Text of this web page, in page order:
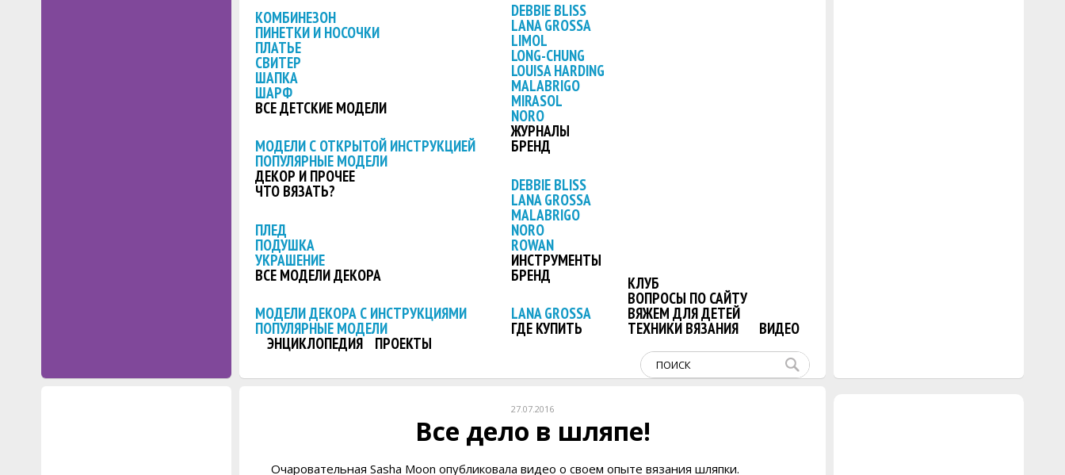
КОМБИНЕЗОН
ПИНЕТКИ И НОСОЧКИ
ПЛАТЬЕ
СВИТЕР
ШАПКА
ШАРФ
ВСЕ ДЕТСКИЕ МОДЕЛИ
МОДЕЛИ С ОТКРЫТОЙ ИНСТРУКЦИЕЙ
ПОПУЛЯРНЫЕ МОДЕЛИ
ДЕКОР И ПРОЧЕЕ
ЧТО ВЯЗАТЬ?
ПЛЕД
ПОДУШКА
УКРАШЕНИЕ
ВСЕ МОДЕЛИ ДЕКОРА
МОДЕЛИ ДЕКОРА С ИНСТРУКЦИЯМИ
ПОПУЛЯРНЫЕ МОДЕЛИ
DEBBIE BLISS
LANA GROSSA
LIMOL
LONG-CHUNG
LOUISA HARDING
MALABRIGO
MIRASOL
NORO
ЖУРНАЛЫ
БРЕНД
DEBBIE BLISS
LANA GROSSA
MALABRIGO
NORO
ROWAN
ИНСТРУМЕНТЫ
БРЕНД
LANA GROSSA
ГДЕ КУПИТЬ
КЛУБ
ВОПРОСЫ ПО САЙТУ
ВЯЖЕМ ДЛЯ ДЕТЕЙ
ТЕХНИКИ ВЯЗАНИЯ ВИДЕО
ЭНЦИКЛОПЕДИЯ ПРОЕКТЫ
27.07.2016
Все дело в шляпе!
Очаровательная Sasha Moon опубликовала видео о своем опыте вязания шляпки.